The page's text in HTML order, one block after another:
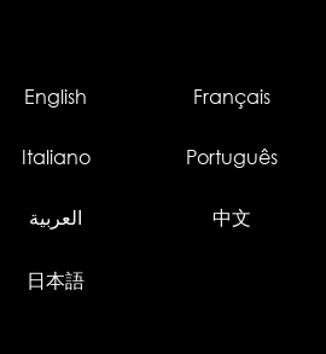
English Français
Italiano Português
العربية 中文
日本語